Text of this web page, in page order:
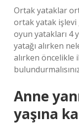
Ortak yataklar
ortak yatak işlevi
oyun yatakları 4
yatağı alırken
alırken öncelikle
Anne
yaşına